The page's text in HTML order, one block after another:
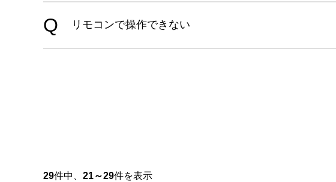
リモコンで操作できない
29件中、 21～29件を表示